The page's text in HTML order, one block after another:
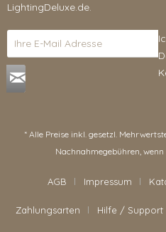
LightingDeluxe.de.
* Alle Preise inkl. gesetzl.
Nachnahmegebühren,
AGB Impressum
Zahlungsarten Hilfe / Support